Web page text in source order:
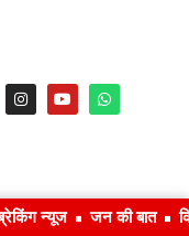
न्यूज जन की बात